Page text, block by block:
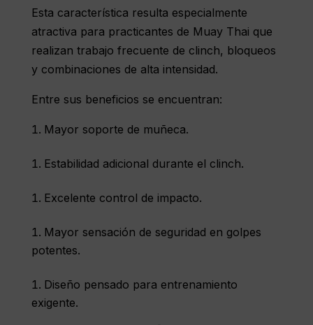
Esta característica resulta especialmente
atractiva para practicantes de Muay Thai que
realizan trabajo frecuente de clinch, bloqueos
y combinaciones de alta intensidad.
Entre sus beneficios se encuentran:
Mayor soporte de muñeca.
Estabilidad adicional durante el clinch.
Excelente control de impacto.
Mayor sensación de seguridad en golpes
potentes.
Diseño pensado para entrenamiento
exigente.